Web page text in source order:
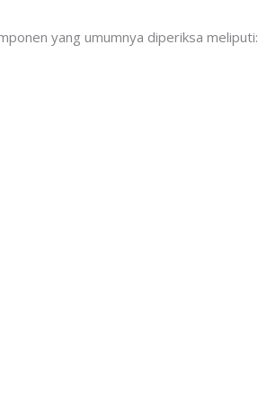
yang umumnya diperiksa meliputi: